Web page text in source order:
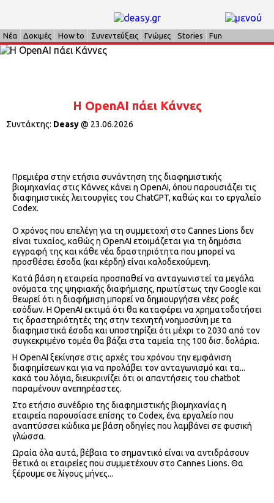
Νέα Δοκιμές How to Συνεντεύξεις Γνώμες Stories Fun
Η OpenAI πάει Κάννες
Συντάκτης: Deasy@ 23.06.2026
Πρεμιέρα στην ετήσια συνάντηση της διαφημιστικής
βιομηχανίας στις Κάννες κάνει η OpenAI, όπου παρουσιάζει τις
διαφημιστικές λειτουργίες του ChatGPT, καθώς και το εργαλείο
Codex.
Ο χρόνος που επελέγη για τη συμμετοχή στο Cannes Lions δεν
είναι τυχαίος, καθώς η OpenAI ετοιμάζεται για τη δημόσια
εγγραφή της και κάθε νέα δραστηριότητα που μπορεί να
προσθέσει έσοδα (και κέρδη) είναι καλοδεχούμενη.
Κατά βάση η εταιρεία προσπαθεί να ανταγωνιστεί τα μεγάλα
ονόματα της ψηφιακής διαφήμισης, πρωτίστως την Google και
θεωρεί ότι η διαφήμιση μπορεί να δημιουργήσει νέες ροές
εσόδων. Η OpenAI εκτιμά ότι θα καταφέρει να χρηματοδοτήσει
τις δραστηριότητές της στην τεχνητή νοημοσύνη με τα
διαφημιστικά έσοδα και υποστηρίζει ότι μέχρι το 2030 από τον
συγκεκριμένο τομέα θα βάζει στα ταμεία της 100 δισ. δολάρια.
Η OpenAI ξεκίνησε στις αρχές του χρόνου την εμφάνιση
διαφημίσεων και για να προλάβει τον ανταγωνισμό και τα...
κακά του λόγια, διευκρινίζει ότι οι απαντήσεις του chatbot
παραμένουν ανεπηρέαστες.
Στο ετήσιο συνέδριο της διαφημιστικής βιομηχανίας η
εταιρεία παρουσίασε επίσης το Codex, ένα εργαλείο που
αναπτύσσει κώδικα με βάση οδηγίες που λαμβάνει σε φυσική
γλώσσα.
Ωραία όλα αυτά, βέβαια το σημαντικό είναι να αντιδράσουν
θετικά οι εταιρείες που συμμετέχουν στο Cannes Lions. Θα
ξέρουμε σε λίγους μήνες...